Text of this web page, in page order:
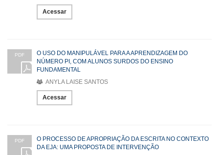
Acessar
PDF
O USO DO MANIPULÁVEL PARA A APRENDIZAGEM DO
NÚMERO PI, COM ALUNOS SURDOS DO ENSINO
FUNDAMENTAL
ANYLA LAISE SANTOS
Acessar
PDF
O PROCESSO DE APROPRIAÇÃO DA ESCRITA NO CONTEXTO
DA EJA: UMA PROPOSTA DE INTERVENÇÃO